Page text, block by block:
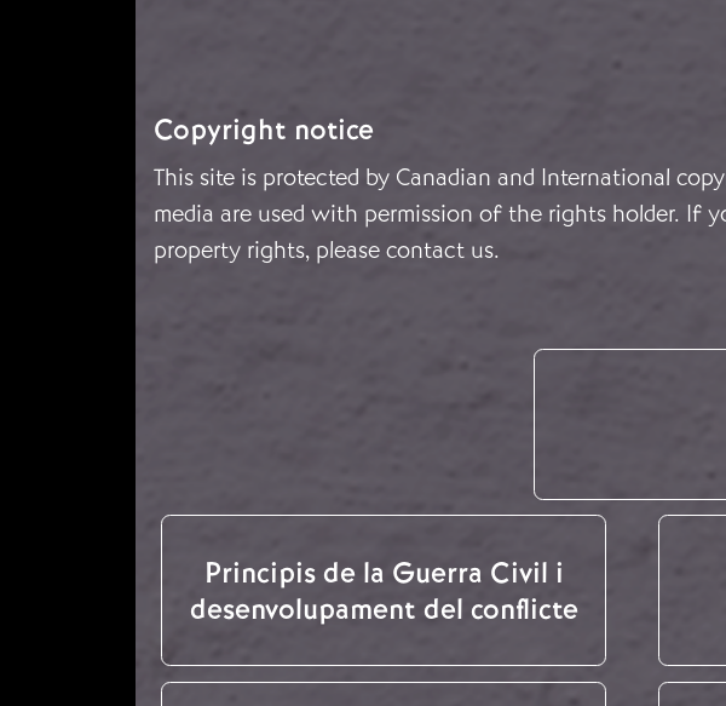
Copyright notice
This site is protected by Canadian and International
media are used with permission of the rights holder. If
property rights, please contact us.
Principis de la Guerra Civil i
desenvolupament del conflicte